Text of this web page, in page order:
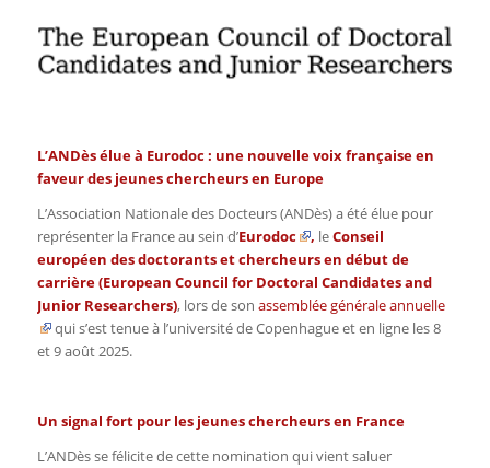
L’ANDès élue à Eurodoc : une nouvelle voix française en
faveur des jeunes chercheurs en Europe
L’Association Nationale des Docteurs (ANDès) a été élue pour
représenter la France au sein d’Eurodoc , leConseil
européen des doctorants et chercheurs en début de
carrière (European Council for Doctoral Candidates and
Junior Researchers), lors de son assemblée générale annuelle
qui s’est tenue à l’université de Copenhague et en ligne les 8
et 9 août 2025.
Un signal fort pour les jeunes chercheurs en France
L’ANDès se félicite de cette nomination qui vient saluer